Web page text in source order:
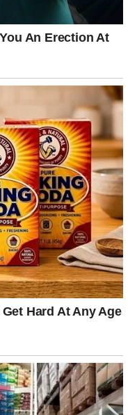
ono što je
strast i jasnoću,
se dugo pravila hladna,
obara s nogu jer je
mu sada daje
se moć